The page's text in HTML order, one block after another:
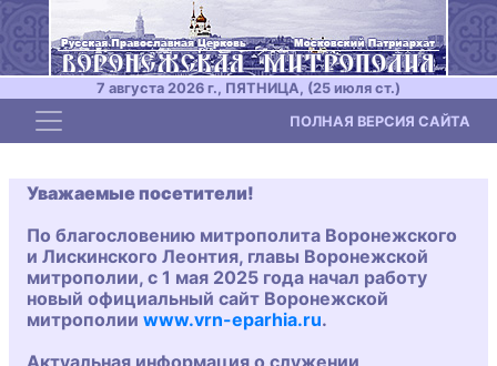
7 августа 2026 г., ПЯТНИЦА, (25 июля ст.)
Toggle navigation ПОЛНАЯ ВЕРСИЯ САЙТА
Уважаемые посетители!
По благословению митрополита Воронежского
и Лискинского Леонтия, главы Воронежской
митрополии, с 1 мая 2025 года начал работу
новый официальный сайт Воронежской
митрополии www.vrn-eparhia.ru.
Актуальная информация о служении